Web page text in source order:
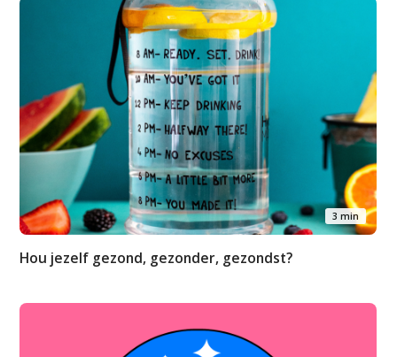
3 min
Hou jezelf gezond, gezonder, gezondst?